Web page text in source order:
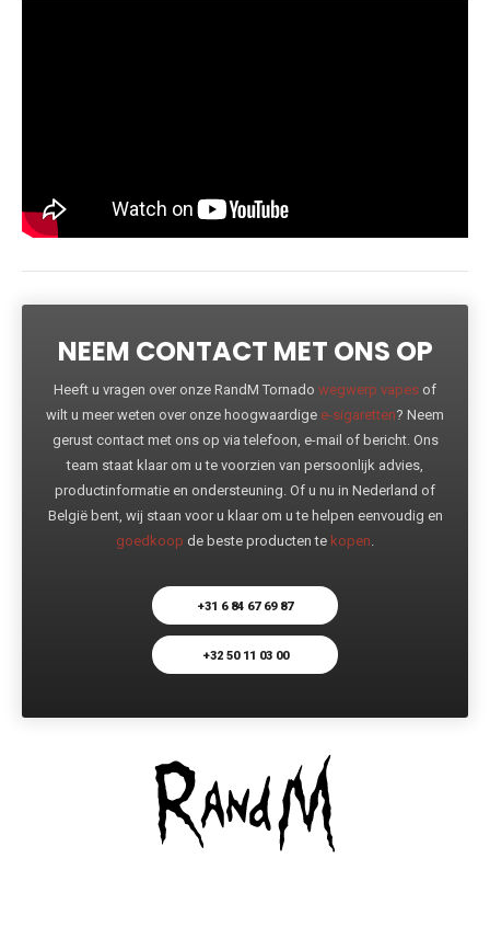
NEEM CONTACT MET ONS OP
Heeft u vragen over onze RandM Tornado wegwerp vapes of
wilt u meer weten over onze hoogwaardige e-sigaretten? Neem
gerust contact met ons op via telefoon, e-mail of bericht. Ons
team staat klaar om u te voorzien van persoonlijk advies,
productinformatie en ondersteuning. Of u nu in Nederland of
België bent, wij staan voor u klaar om u te helpen eenvoudig en
goedkoop de beste producten te kopen.
+31 6 84 67 69 87
+32 50 11 03 00